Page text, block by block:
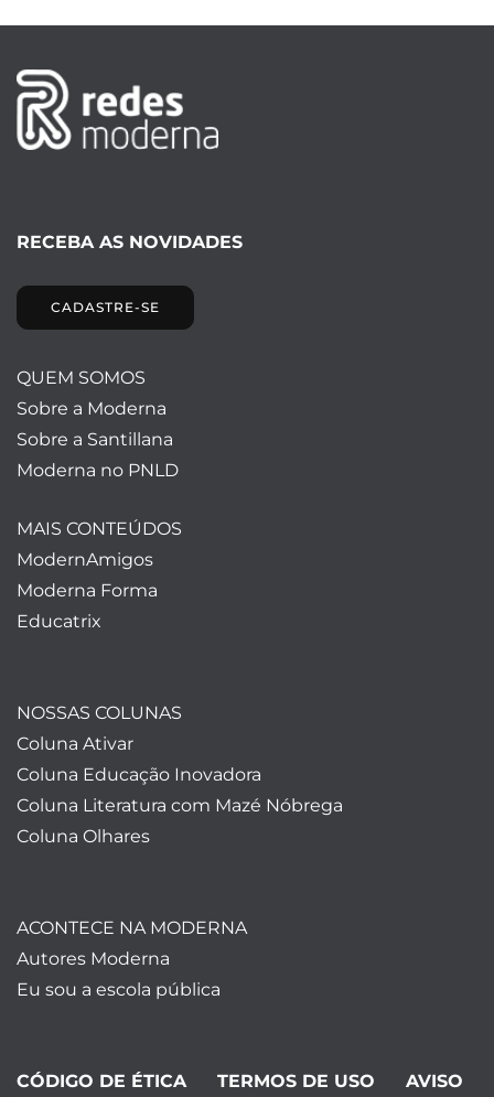
RECEBA AS NOVIDADES
CADASTRE-SE
QUEM SOMOS
Sobre a Moderna
Sobre a Santillana
Moderna no PNLD
MAIS CONTEÚDOS
ModernAmigos
Moderna Forma
Educatrix
NOSSAS COLUNAS
Coluna Ativar
Coluna Educação Inovadora
Coluna Literatura com Mazé Nóbrega
Coluna Olhares
ACONTECE NA MODERNA
Autores Moderna
Eu sou a escola pública
CÓDIGO DE ÉTICA TERMOS DE USO AVISO